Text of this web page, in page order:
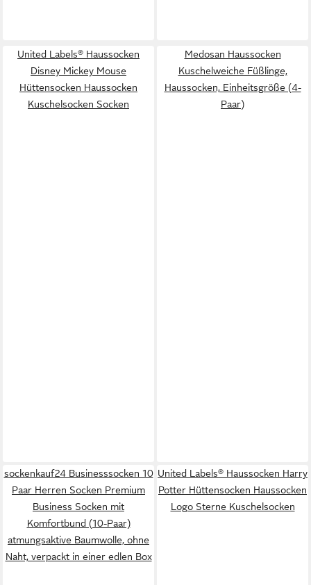
United Labels® Haussocken
Disney Mickey Mouse
Hüttensocken Haussocken
Kuschelsocken Socken
Medosan Haussocken
Kuschelweiche Füßlinge,
Haussocken, Einheitsgröße (4-
Paar)
sockenkauf24 Businesssocken 10
Paar Herren Socken Premium
Business Socken mit
Komfortbund (10-Paar)
atmungsaktive Baumwolle, ohne
Naht, verpackt in einer edlen Box
United Labels® Haussocken Harry
Potter Hüttensocken Haussocken
Logo Sterne Kuschelsocken